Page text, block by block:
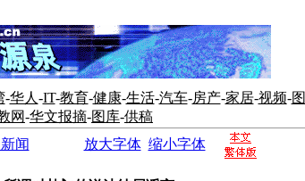
-华人 -IT-教育-健康-生活-汽车-房产-家居-视频-图
网-华文报摘-图库-供稿
闻 放大字体 缩小字体